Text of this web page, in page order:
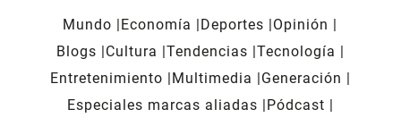
Mundo Economía Deportes
Opinión
Blogs
Cultura Tendencias Tecnología
Entretenimiento
Multimedia
Generación
Especiales marcas aliadas
Pódcast